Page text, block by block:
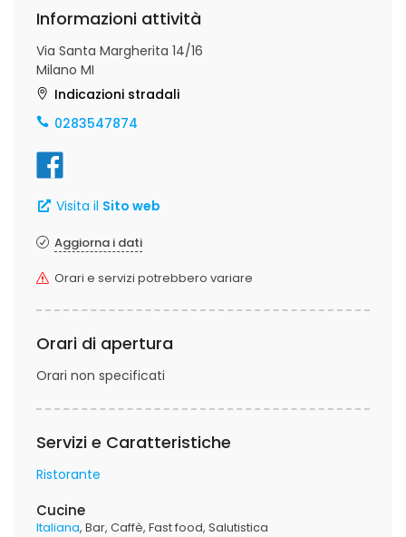
Informazioni attività
Via Santa Margherita 14/16
Milano MI
Indicazioni stradali
0283547874
Visita il Sito web
Aggiorna i dati
Orari e servizi potrebbero variare
Orari di apertura
Orari non specificati
Servizi e Caratteristiche
Ristorante
Cucine
Italiana Bar Caffè Fast food Salutistica